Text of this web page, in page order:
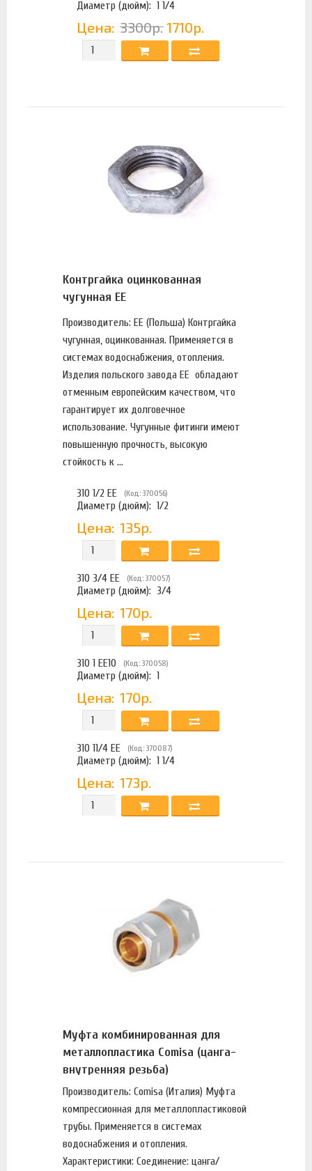
Диаметр (дюйм): 1 1/4
Цена: 3300р. 1710р.
Контргайка оцинкованная
чугунная ЕЕ
Производитель: EE (Польша) Контргайка
чугунная, оцинкованная. Применяется в
системах водоснабжения, отопления.
Изделия польского завода EE обладают
отменным европейским качеством, что
гарантирует их долговечное
использование. Чугунные фитинги имеют
повышенную прочность, высокую
стойкость к ...
310 1/2 EE (Код: 370056)
Диаметр (дюйм): 1/2
Цена: 135р.
310 3/4 EE (Код: 370057)
Диаметр (дюйм): 3/4
Цена: 170р.
310 1 EE10 (Код: 370058)
Диаметр (дюйм): 1
Цена: 170р.
310 11/4 EE (Код: 370087)
Диаметр (дюйм): 1 1/4
Цена: 173р.
Муфта комбинированная для
металлопластика Comisa (цанга-
внутренняя резьба)
Производитель: Comisa (Италия) Муфта
компрессионная для металлопластиковой
трубы. Применяется в системах
водоснабжения и отопления.
Характеристики: Соединение: цанга/